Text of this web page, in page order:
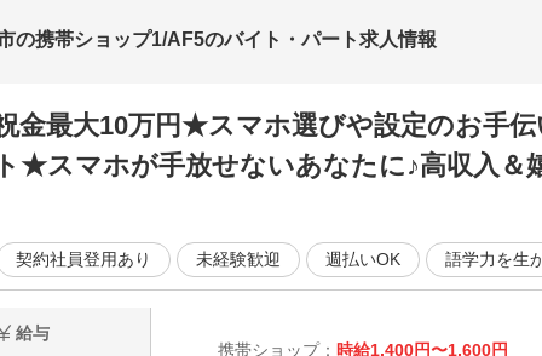
の携帯ショップ1/AF5のバイト・パート求人情報
金最大10万円★スマホ選びや設定のお手
★スマホが手放せないあなたに♪高収入＆
契約社員登用あり 未経験歓迎 週払いOK 語学力を生
給与
携帯ショップ： 時給1,400円〜1,600円